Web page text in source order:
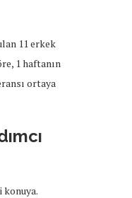
11 erkek
1 haftanın
ortaya
konuya.